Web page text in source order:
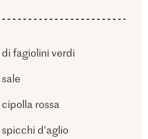
di fagiolini verdi
sale
cipolla rossa
spicchi d'aglio